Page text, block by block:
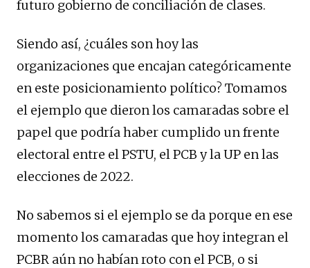
futuro gobierno de conciliación de clases.
Siendo así, ¿cuáles son hoy las
organizaciones que encajan categóricamente
en este posicionamiento político? Tomamos
el ejemplo que dieron los camaradas sobre el
papel que podría haber cumplido un frente
electoral entre el PSTU, el PCB y la UP en las
elecciones de 2022.
No sabemos si el ejemplo se da porque en ese
momento los camaradas que hoy integran el
PCBR aún no habían roto con el PCB, o si